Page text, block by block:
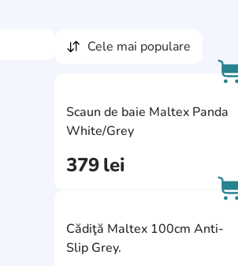
cele mai populare
Scaun de baie Maltex Panda
White/Grey
379lei
Cădiţă Maltex 100cm Anti-
Slip Grey.